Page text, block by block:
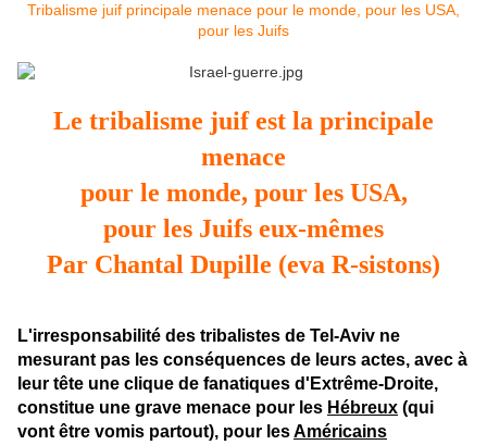
Tribalisme juif principale menace pour le monde, pour les USA,
pour les Juifs
Le tribalisme juif est la principale
menace
pour le monde, pour les USA,
pour les Juifs eux-mêmes
Par Chantal Dupille (eva R-sistons)
L'irresponsabilité des tribalistes de Tel-Aviv ne
mesurant pas les conséquences de leurs actes, avec à
leur tête une clique de fanatiques d'Extrême-Droite,
constitue une grave menace pour les Hébreux (qui
vont être vomis partout), pour lesAméricains